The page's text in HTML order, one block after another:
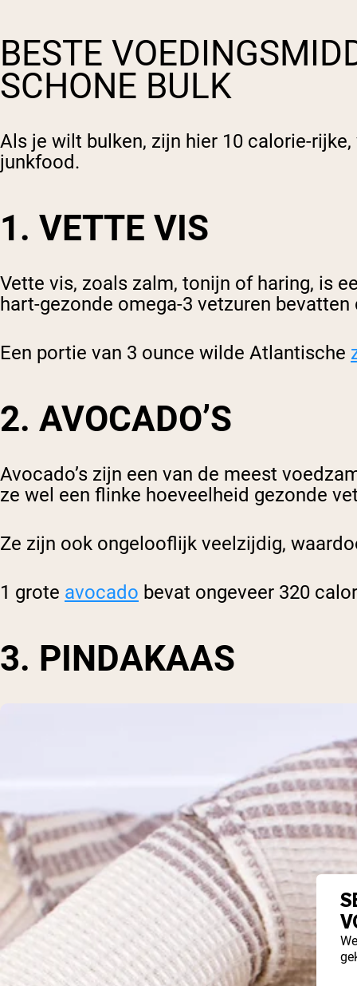
BESTE
SCHONE BULK
Als je wilt bulken, zijn hier 10 calorie-
junkfood.
1. VETTE VIS
Vette vis, zoals zalm, tonijn of haring, is
hart-gezonde omega-3 vetzuren
Een portie van 3 ounce wilde Atlantische
2. AVOCADO’S
Avocado’s zijn een van de meest
ze wel een flinke hoeveelheid gezonde
Ze zijn ook ongelooflijk veelzijdig,
1 grote avocado bevat ongeveer 320
3. PINDAKAAS